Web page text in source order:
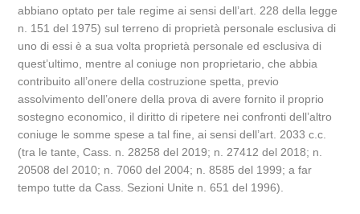
abbiano optato per tale regime ai sensi dell’art. 228 della legge
n. 151 del 1975) sul terreno di proprietà personale esclusiva di
uno di essi è a sua volta proprietà personale ed esclusiva di
quest’ultimo, mentre al coniuge non proprietario, che abbia
contribuito all’onere della costruzione spetta, previo
assolvimento dell’onere della prova di avere fornito il proprio
sostegno economico, il diritto di ripetere nei confronti dell’altro
coniuge le somme spese a tal fine, ai sensi dell’art. 2033 c.c.
(tra le tante, Cass. n. 28258 del 2019; n. 27412 del 2018; n.
20508 del 2010; n. 7060 del 2004; n. 8585 del 1999; a far
tempo tutte da Cass. Sezioni Unite n. 651 del 1996).